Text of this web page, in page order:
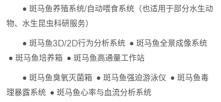
● 斑马鱼养殖系统/自动喂食系统（也适用于部分水生动
物、水生昆虫科研服务）
● 斑马鱼3D/2D行为分析系统 ● 斑马鱼全景成像系统
● 斑马鱼培养箱 ● 斑马鱼高通量工作站
● 斑马鱼臭氧灭菌箱 ● 斑马鱼强迫游泳仪 ● 斑马鱼毒
理暴露系统 ● 斑马鱼心率与血流分析系统